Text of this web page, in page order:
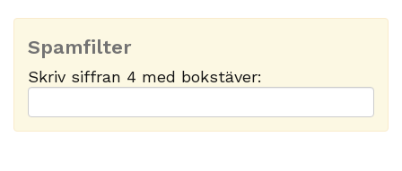
Spamfilter
Skriv siffran 4 med bokstäver: